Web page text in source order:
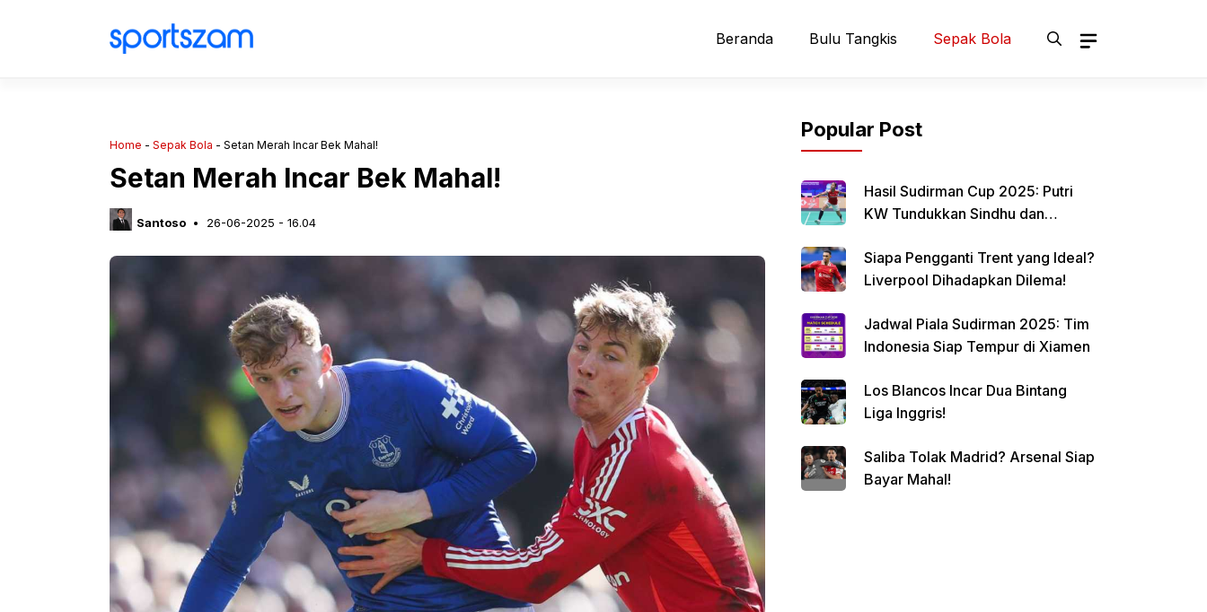
Beranda Bulu Tangkis Sepak Bola
Home - Sepak Bola - Setan Merah Incar Bek Mahal!
Setan Merah Incar Bek Mahal!
Santoso 26-06-2025 - 16.04
Popular Post
Hasil Sudirman Cup 2025: Putri
KW Tundukkan Sindhu dan
Siapa Pengganti Trent yang Ideal?
Liverpool Dihadapkan Dilema!
Jadwal Piala Sudirman 2025: Tim
Indonesia Siap Tempur di Xiamen
Los Blancos Incar Dua Bintang
Liga Inggris!
Saliba Tolak Madrid? Arsenal Siap
Bayar Mahal!